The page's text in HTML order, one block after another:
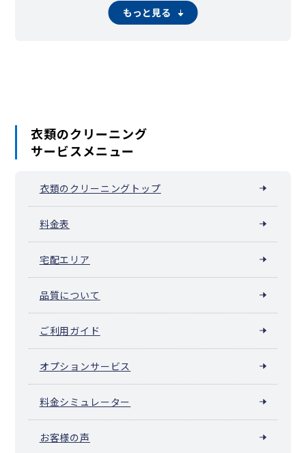
もっと見る
衣類のクリーニング
サービスメニュー
衣類のクリーニングトップ
料金表
宅配エリア
品質について
ご利用ガイド
オプションサービス
料金シミュレーター
お客様の声